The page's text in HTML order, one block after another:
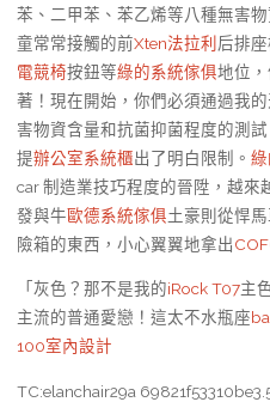
苯、二甲苯、苯乙烯等八種無害
童常常接觸的前Xten法拉利后排
電競椅按鈕等綠的系統傢俱地位
著！現在開始，你們必須通過我
害物資含量和抗菌抑菌程度的測
提辦公室系統櫃出了明白限制。
car 制造業技巧程度的晉陞，越來
發與牛歐德系統傢俱土豪則從悍
險箱的東西，小心翼翼地拿出
「灰色？那不是我的iRock T07主
主流的普通愛戀！這太不水瓶座
100室內設計
TC:elanchair29a